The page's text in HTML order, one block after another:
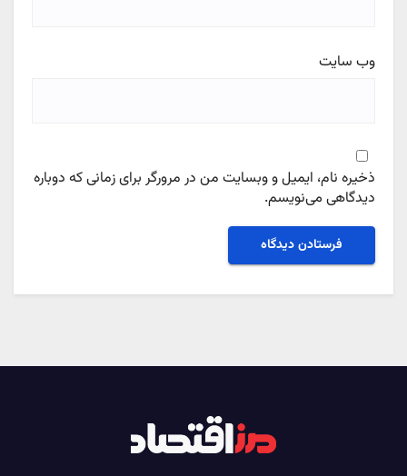
وب‌ سایت
ذخیره نام، ایمیل و وبسایت من در مرورگر برای زمانی که دوباره
دیدگاهی می‌نویسم.